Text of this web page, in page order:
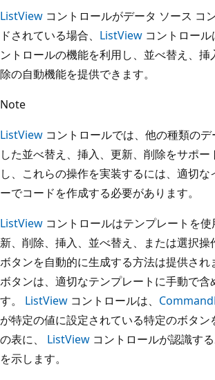
ListView コントロールがデータ ソース コ
ドされている場合、 ListView コントロー
ントロールの機能を利用し、並べ替え、挿
除の自動機能を提供できます。
Note
ListView コントロールでは、他の種類の
した並べ替え、挿入、更新、削除をサポ
し、これらの操作を実装するには、適切な
ーでコードを作成する必要があります。
ListView コントロールはテンプレートを
新、削除、挿入、並べ替え、または選択
ボタンを自動的に生成する方法は提供され
ボタンは、適切なテンプレートに手動で含
す。 ListView コントロールは、
が特定の値に設定されている特定のボタン
の表に、 ListView コントロールが認識す
を示します。